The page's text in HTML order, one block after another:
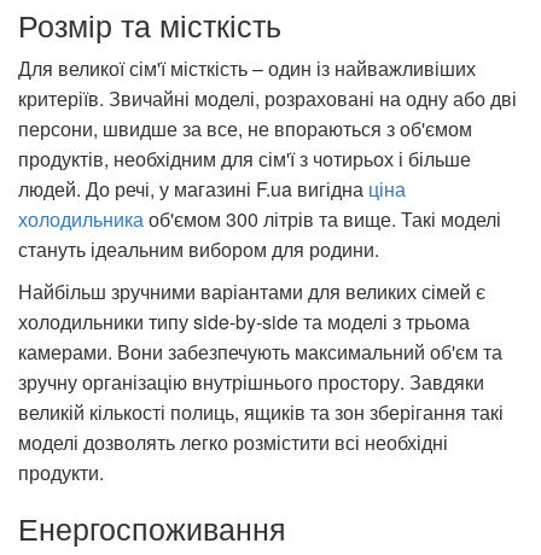
Розмір та місткість
Для великої сім'ї місткість – один із найважливіших
критеріїв. Звичайні моделі, розраховані на одну або дві
персони, швидше за все, не впораються з об'ємом
продуктів, необхідним для сім'ї з чотирьох і більше
людей. До речі, у магазині F.ua вигідна ціна
холодильникаоб'ємом 300 літрів та вище. Такі моделі
стануть ідеальним вибором для родини.
Найбільш зручними варіантами для великих сімей є
холодильники типу side-by-side та моделі з трьома
камерами. Вони забезпечують максимальний об'єм та
зручну організацію внутрішнього простору. Завдяки
великій кількості полиць, ящиків та зон зберігання такі
моделі дозволять легко розмістити всі необхідні
продукти.
Енергоспоживання